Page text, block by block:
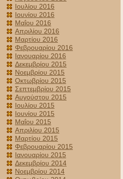
Ιουλίου 2016
Ιουνίου 2016
Μαΐου 2016
Απριλίου 2016
Μαρτίου 2016
Φεβρουαρίου 2016
Ιανουαρίου 2016
Δεκεμβρίου 2015
Νοεμβρίου 2015
Οκτωβρίου 2015
Σεπτεμβρίου 2015
Αυγούστου 2015
Ιουλίου 2015
Ιουνίου 2015
Μαΐου 2015
Απριλίου 2015
Μαρτίου 2015
Φεβρουαρίου 2015
Ιανουαρίου 2015
Δεκεμβρίου 2014
Νοεμβρίου 2014